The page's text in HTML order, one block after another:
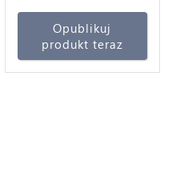
Opublikuj
produkt teraz